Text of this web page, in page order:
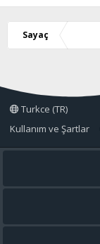
Sayaç
Turkce (TR)
Kullanım ve Şartlar